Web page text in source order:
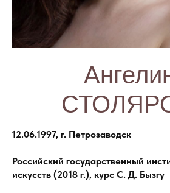
12.06.1997, г. Петрозаводск
Российский государственный
искусств (2018 г.), курс С. Д. Бызгу